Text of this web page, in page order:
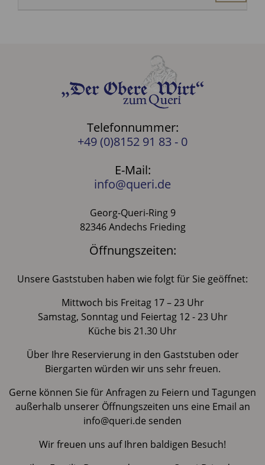
Telefonnummer:
+49 (0)8152 91 83 - 0
E-Mail:
info@queri.de
Georg-Queri-Ring 9
82346 Andechs Frieding
Öffnungszeiten:
Unsere Gaststuben haben wie folgt für Sie geöffnet:
Mittwoch bis Freitag 17 – 23 Uhr
Samstag, Sonntag und Feiertag 12 - 23 Uhr
Küche bis 21.30 Uhr
Über Ihre Reservierung in den Gaststuben oder
Biergarten würden wir uns sehr freuen.
Gerne können Sie für Anfragen zu Feiern und Tagungen
außerhalb unserer Öffnungszeiten uns eine Email an
info@queri.de senden
Wir freuen uns auf Ihren baldigen Besuch!